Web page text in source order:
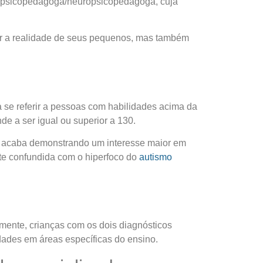
realidade de seus pequenos, mas também
referir a pessoas com habilidades acima da
a ser igual ou superior a 130.
demonstrando um interesse maior em
confundida com o hiperfoco do autismo
crianças com os dois diagnósticos
em áreas específicas do ensino.